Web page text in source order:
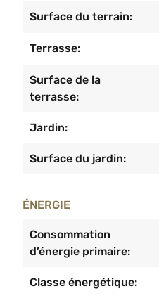
Surface du terrain:
Terrasse:
Surface de la
terrasse:
Jardin:
Surface du jardin:
ÉNERGIE
Consommation
d’énergie primaire:
Classe énergétique: